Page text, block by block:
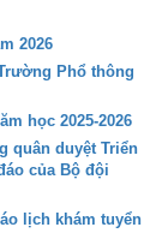
2026
Phổ thông
học 2025-2026
quân duyệt Triển
của Bộ đội
lịch khám tuyển